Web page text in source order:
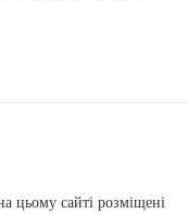
цьому сайті розміщені